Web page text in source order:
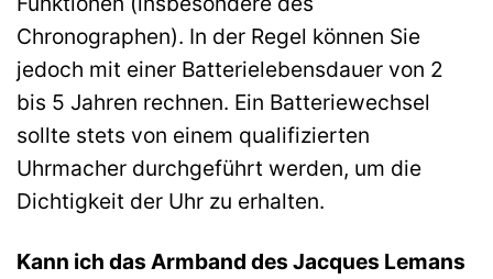
Chronographen). In der Regel können Sie
jedoch mit einer Batterielebensdauer von 2
bis 5 Jahren rechnen. Ein Batteriewechsel
sollte stets von einem qualifizierten
Uhrmacher durchgeführt werden, um die
Dichtigkeit der Uhr zu erhalten.
Kann ich das Armband des Jacques Lemans